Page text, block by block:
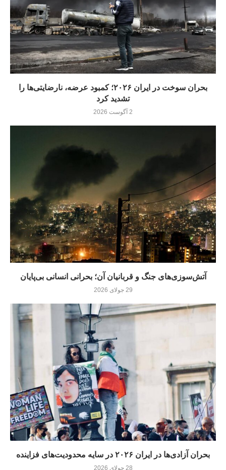
بحران سوخت در ایران ۲۰۲۶؛ کمبود عرضه، نارضایتی‌ها را
تشدید کرد
2 آگوست 2026
آتش‌سوزی‌های جنگ و قربانیان آن؛ بحرانی انسانی بی‌پایان
29 جولای 2026
بحران آزادی‌ها در ایران ۲۰۲۶ در سایه محدودیت‌های فزاینده
28 جولای 2026